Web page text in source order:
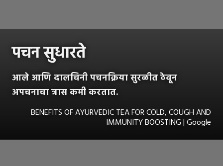
पचन सुधारते
आले आणि दालचिनी पचनक्रिया सुरळीत ठेवून
अपचनाचा त्रास कमी करतात.
BENEFITS OF AYURVEDIC TEA FOR COLD, COUGH AND
IMMUNITY BOOSTING | Google